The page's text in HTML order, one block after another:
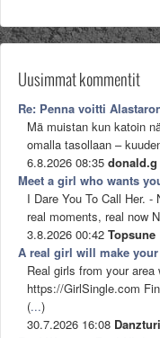
Uusimmat kommentit
Re: Penna voitti
Mä muistan kun katoin
omalla tasollaan –
6.8.2026 08:35 donald.g
Meet a girl who wants
I Dare You To Call Her.
real moments, real now
3.8.2026 00:42 Topsune
A real girl will make
Real girls from your
https://GirlSingle.com
(...)
30.7.2026 16:08